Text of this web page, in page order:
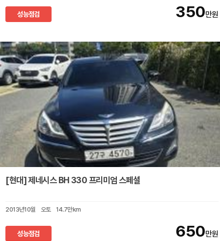
성능점검 350만원
[현대] 제네시스 BH 330 프리미엄 스페셜
2013년10월 오토 14.7만km
성능점검 650만원